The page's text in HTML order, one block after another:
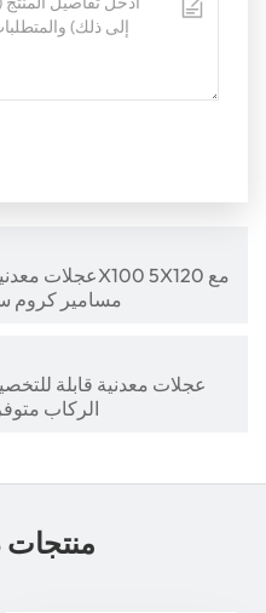
مسامير كروم سوداء
عجلات معدنية قابلة
الركاب